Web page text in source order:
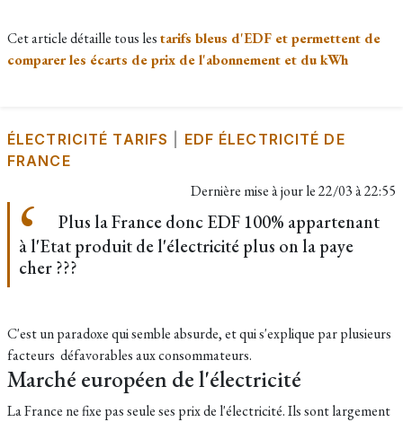
Cet article détaille tous lestarifs bleus d'EDF et permettent de
comparer les écarts de prix de l'abonnement et du kWh
ÉLECTRICITÉ TARIFS
EDF ÉLECTRICITÉ DE
FRANCE
Dernière mise à jour le22/03 à 22:55
Plus la France donc EDF 100% appartenant
à l'Etat produit de l'électricité plus on la paye
cher ???
C'est un paradoxe qui semble absurde, et qui s'explique par plusieurs
facteurs défavorables aux consommateurs.
Marché européen de l'électricité
La France ne fixe pas seule ses prix de l'électricité. Ils sont largement